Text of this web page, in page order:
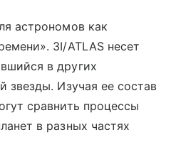
астрономов как
3I/ATLAS несет
в других
звезды. Изучая ее состав
сравнить процессы
в разных частях